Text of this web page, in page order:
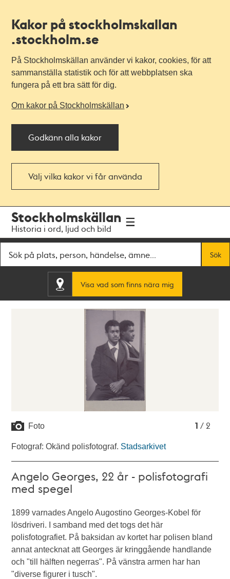
Kakor på stockholmskallan
.stockholm.se
På Stockholmskällan använder vi kakor, cookies, för att
sammanställa statistik och för att webbplatsen ska
fungera på ett bra sätt för dig.
Om kakor på Stockholmskällan
Godkänn alla kakor
Välj vilka kakor vi får använda
navigationen
huvudinnehållet
Stockholmskällan
Historia i ord, ljud och bild
Sök
Visa vad som finns nära mig
1 / 2
Foto
Fotograf: Okänd polisfotograf. Stadsarkivet
Angelo Georges, 22 år - polisfotografi
med spegel
1899 varnades Angelo Augostino Georges-Kobel för
lösdriveri. I samband med det togs det här
polisfotografiet. På baksidan av kortet har polisen bland
annat antecknat att Georges är kringgående handlande
och "till hälften negerras". På vänstra armen har han
"diverse figurer i tusch".